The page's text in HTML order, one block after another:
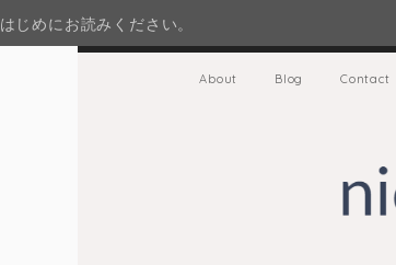
はじめにお読みください。
About Blog Contact